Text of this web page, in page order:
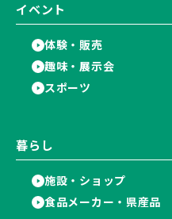
イベント
体験・販売
趣味・展示会
スポーツ
暮らし
施設・ショップ
食品メーカー・県産品